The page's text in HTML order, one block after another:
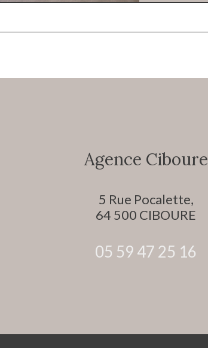
Agence Ciboure
5 Rue Pocalette,
64 500 CIBOURE
05 59 47 25 16